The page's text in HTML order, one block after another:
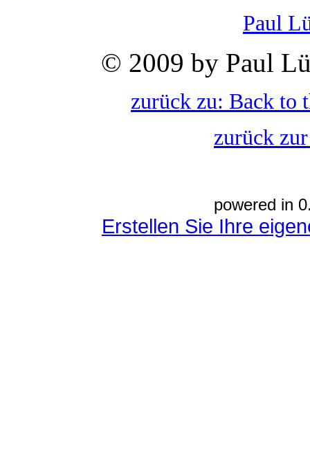
Paul
© 2009 by Paul
zurück zu: Back to
zurück
powered in
Erstellen Sie Ihre